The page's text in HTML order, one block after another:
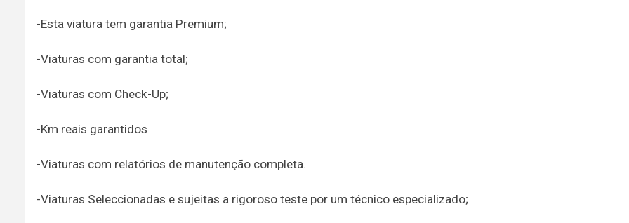
-Esta viatura tem garantia Premium;
-Viaturas com garantia total;
-Viaturas com Check-Up;
-Km reais garantidos
-Viaturas com relatórios de manutenção completa.
-Viaturas Seleccionadas e sujeitas a rigoroso teste por um técnico especializado;